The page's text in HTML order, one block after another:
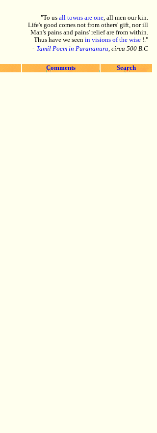
"To us all towns are one, all men our kin.
Life's good comes not from others' gift, nor ill
Man's pains and pains' relief are from within.
Thus have we seen in visions of the wise !."
- Tamil Poem in Purananuru, circa 500 B.C
Comments Search